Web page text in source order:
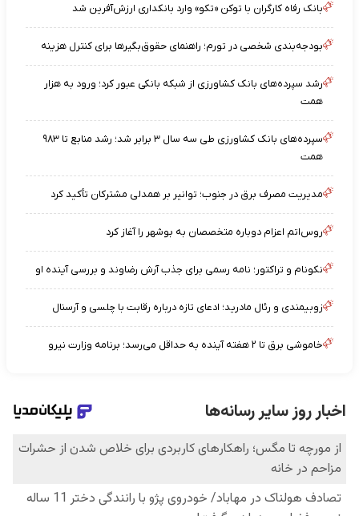
بانک رفاه کارگران با توکن «تکو» وارد بانکداری ارزش‌آفرین شد
بودجه‌بندی شخصی در تورم؛ راهنمای حقوق‌بگیرها برای کنترل هزینه
رشد سپرده‌های بانک کشاورزی از شبکه بانکی عبور کرد؛ ورود به هزار
همت
سپرده‌های بانک کشاورزی طی سه سال ۳ برابر شد؛ رشد منابع تا ۹۸۳
همت
مدیریت مصرف برق در جنوب؛ توانیر بر همدلی مشترکان تأکید کرد
روس‌اتم اعزام دوباره متخصصان به بوشهر را آغاز کرد
نکونام و تراکتور؛ نامه رسمی برای جذب آرش رضاوند و بررسی آینده او
زوبیمندی و رئال مادرید؛ ادعای تازه درباره رقابت با چلسی و آرسنال
خاموشی برق تا ۲ هفته آینده به حداقل می‌رسد؛ برنامه وزارت نیرو